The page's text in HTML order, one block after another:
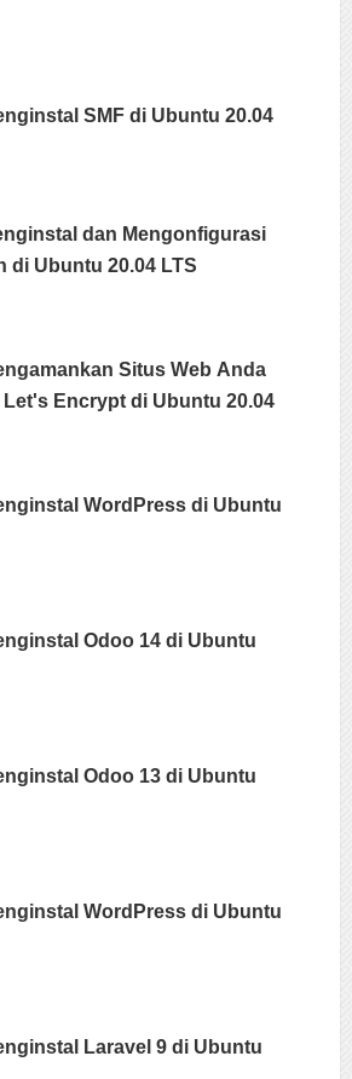
SMF di Ubuntu 20.04
dan Mengonfigurasi
di Ubuntu 20.04 LTS
Situs Web Anda
Encrypt di Ubuntu 20.04
WordPress di Ubuntu
Odoo 14 di Ubuntu
Odoo 13 di Ubuntu
WordPress di Ubuntu
Laravel 9 di Ubuntu